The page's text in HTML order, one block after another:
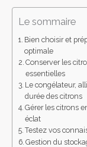
Le sommaire
Bien choisir et
optimale
Conserver les
essentielles
Le congélateur,
durée des citrons
Gérer les citrons
éclat
Testez vos
Gestion du